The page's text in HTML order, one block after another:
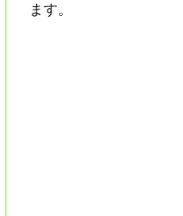
ます。